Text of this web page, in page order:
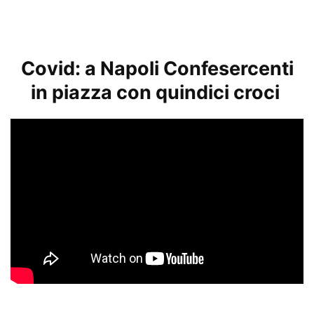
Covid: a Napoli Confesercenti
in piazza con quindici croci